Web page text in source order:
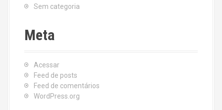
Sem categoria
Meta
Acessar
Feed de posts
Feed de comentários
WordPress.org